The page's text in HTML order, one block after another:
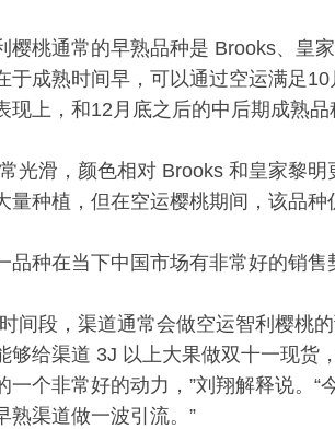
樱桃通常的早熟品种是 Brooks、皇
于成熟时间早，可以通过空运满足
现上，和12月底之后的中后期成熟品
光滑，颜色相对 Brooks 和皇家黎
量种植，但在空运樱桃期间，该品种
品种在当下中国市场有非常好的销售
间段，渠道通常会做空运智利樱桃
够给渠道 3J 以上大果做双十一现货
一个非常好的动力，”刘翔解释说。
熟渠道做一波引流。”